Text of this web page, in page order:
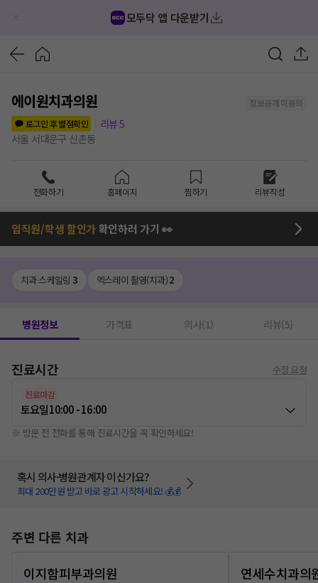
모두닥 앱 다운받기
에이원치과의원
정보공개 미동의
로그인 후 별점확인
리뷰5
서울 서대문구 신촌동
전화하기 홈페이지 찜하기 리뷰작성
임직원/학생 할인가확인하러 가기 👀
치과 스케일링 3 엑스레이 촬영(치과)2
병원정보 가격표 의사(1) 리뷰(5)
진료시간 수정 요청
진료마감
토요일10:00 - 16:00
※ 방문 전 전화를 통해 진료시간을 꼭 확인하세요!
혹시 의사·병원관계자 이신가요?
최대 200만원 받고 바로 광고 시작하세요! 💰💰
주변 다른 치과
이지함피부과의원
연세수치과의